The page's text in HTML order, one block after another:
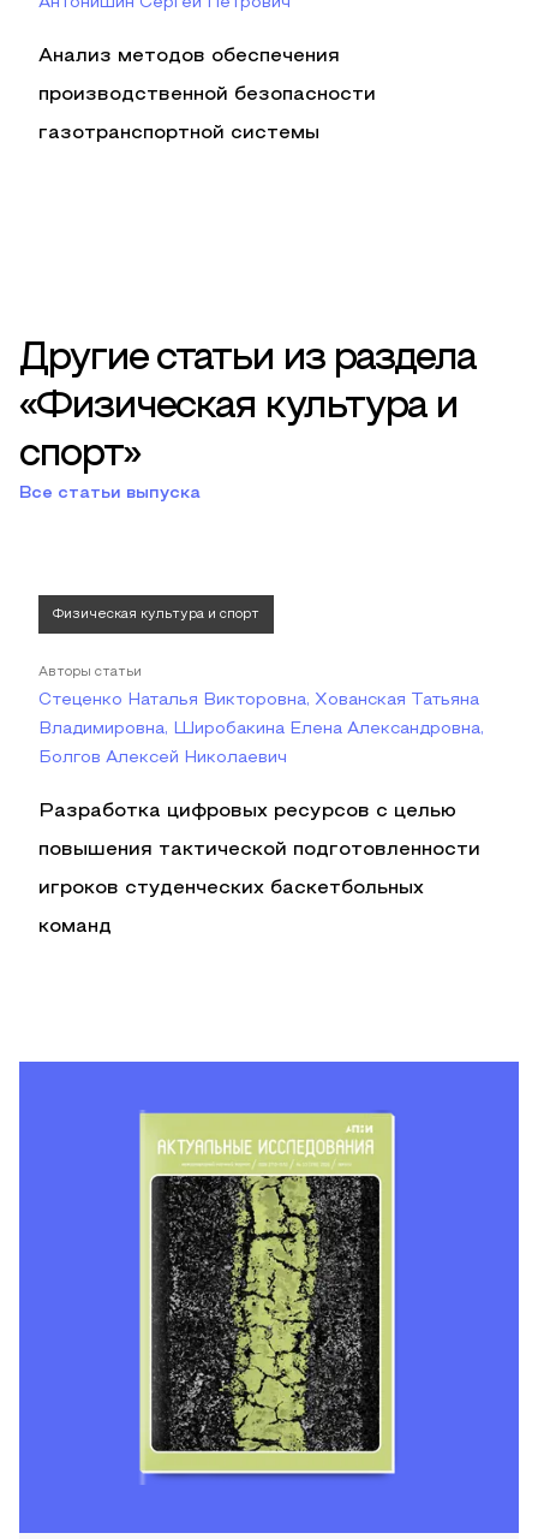
Анализ методов обеспечения
производственной безопасности
газотранспортной системы
Другие статьи из раздела
«Физическая культура и
спорт»
Все статьи выпуска
Физическая культура и спорт
Авторы статьи
Стеценко Наталья Викторовна, Хованская Татьяна
Владимировна, Широбакина Елена Александровна,
Болгов Алексей Николаевич
Разработка цифровых ресурсов с целью
повышения тактической подготовленности
игроков студенческих баскетбольных
команд